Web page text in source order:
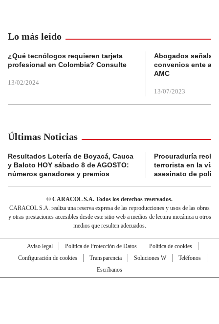
Lo más leído
¿Qué tecnólogos requieren tarjeta
profesional en Colombia? Consulte
13/02/2024
Abogados
convenios ente
AMC
13/07/2023
Últimas Noticias
Resultados Lotería de Boyacá, Cauca
y Baloto HOY sábado 8 de AGOSTO:
números ganadores y premios
Procuraduría
terrorista en la vía
asesinato de
© CARACOL S.A. Todos los derechos reservados.
CARACOL S.A. realiza una reserva expresa de las reproducciones y usos de las obras
y otras prestaciones accesibles desde este sitio web a medios de lectura mecánica u otros
medios que resulten adecuados.
Aviso legal Política de Protección de Datos
Política de cookies
Configuración de cookies
Transparencia Soluciones W
Teléfonos
Escríbanos